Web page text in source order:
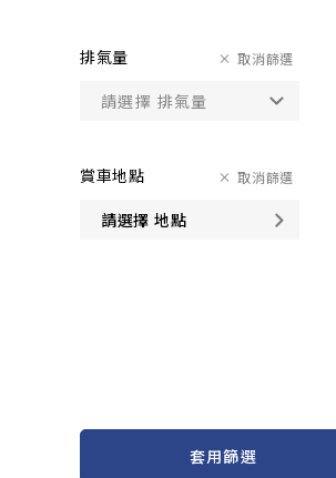
排氣量 取消篩選
賞車地點
請選擇 地點
取消篩選
套用篩選